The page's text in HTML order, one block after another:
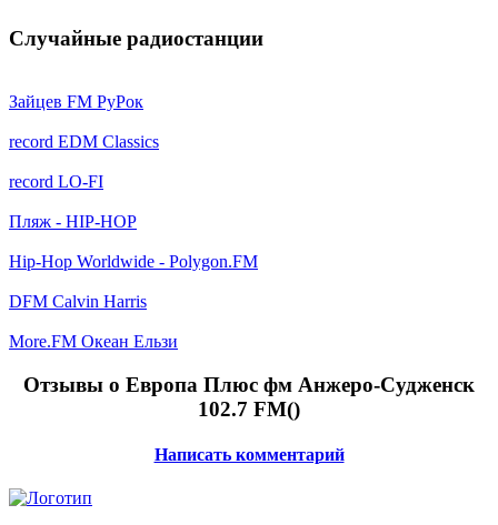
Случайные радиостанции
Зайцев FM РуРок
record EDM Classics
record LO-FI
Пляж - HIP-HOP
Hip-Hop Worldwide - Polygon.FM
DFM Calvin Harris
More.FM Океан Ельзи
Отзывы о Европа Плюс фм Анжеро-Судженск
102.7 FM()
Написать комментарий